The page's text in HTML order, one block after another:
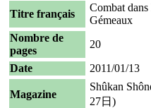
Titre français
Combat
Gémeaux
Nombre de
pages
20
Date
2011/01/13
Magazine
Shûkan
27日)